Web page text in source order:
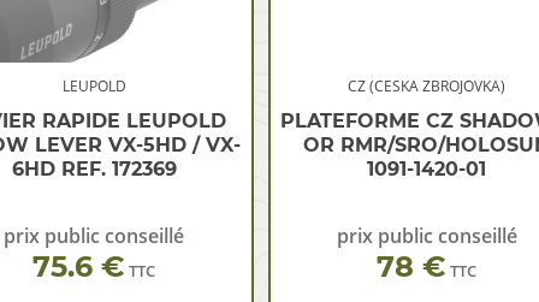
LEUPOLD
RAPIDE LEUPOLD
LEVER VX-5HD / VX-
6HD REF. 172369
prix public conseillé
75.6 € TTC
CZ (CESKA ZBROJOVKA)
PLATEFORME CZ
OR RMR/SRO/
1091-1420-01
prix public conseillé
78 € TTC